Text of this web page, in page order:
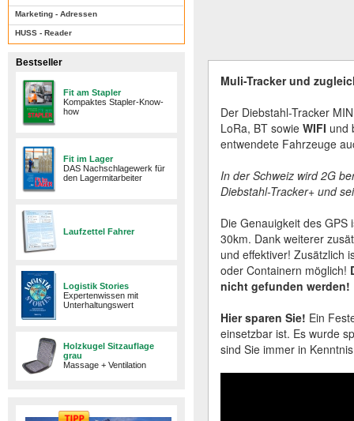
Marketing - Adressen
HUSS - Reader
Bestseller
Fit am Stapler
Kompaktes Stapler-Know-
how
Fit im Lager
DAS Nachschlagewerk für
den Lagermitarbeiter
Laufzettel Fahrer
Logistik Stories
Expertenwissen mit
Unterhaltungswert
Holzkugel Sitzauflage
grau
Massage + Ventilation
Muli-Tracker und
Der Diebstahl-Tracker
LoRa, BT sowie WIFI und
entwendete Fahrzeuge
In der Schweiz wird 2G
Diebstahl-Tracker+ und
Die Genauigkeit des GPS
30km. Dank weiterer
und effektiver! Zusätzlich
oder Containern möglich!
nicht gefunden werden!
Hier sparen Sie! Ein
einsetzbar ist. Es wurde
sind Sie immer in